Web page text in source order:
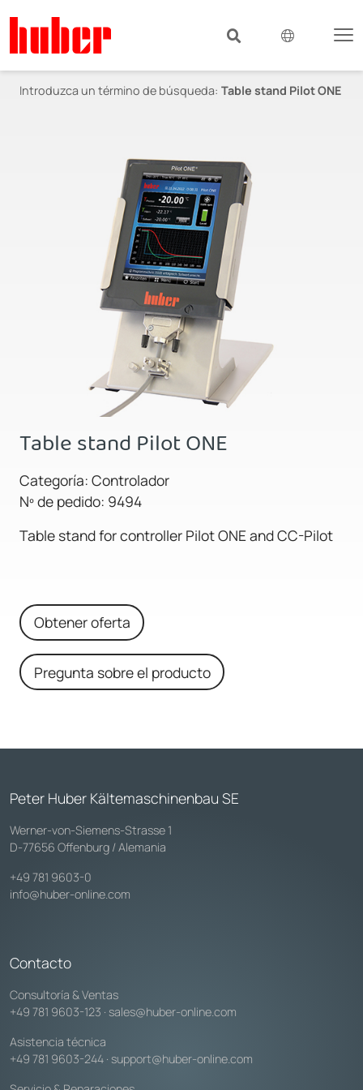
Introduzca un término de búsqueda: Table stand Pilot ONE
Table stand Pilot ONE
Categoría: Controlador
Nº de pedido: 9494
Table stand for controller Pilot ONE and CC-Pilot
Obtener oferta
Pregunta sobre el producto
Peter Huber Kältemaschinenbau SE
Werner-von-Siemens-Strasse 1
D-77656 Offenburg / Alemania
+49 781 9603-0
info@huber-online.com
Contacto
Consultoría & Ventas
+49 781 9603-123 · sales@huber-online.com
Asistencia técnica
+49 781 9603-244 · support@huber-online.com